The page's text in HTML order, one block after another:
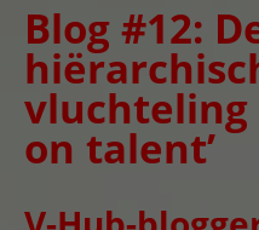
Blog #12:
vluchteling
on talent’